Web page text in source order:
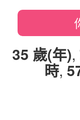
35 歲(年),
時,